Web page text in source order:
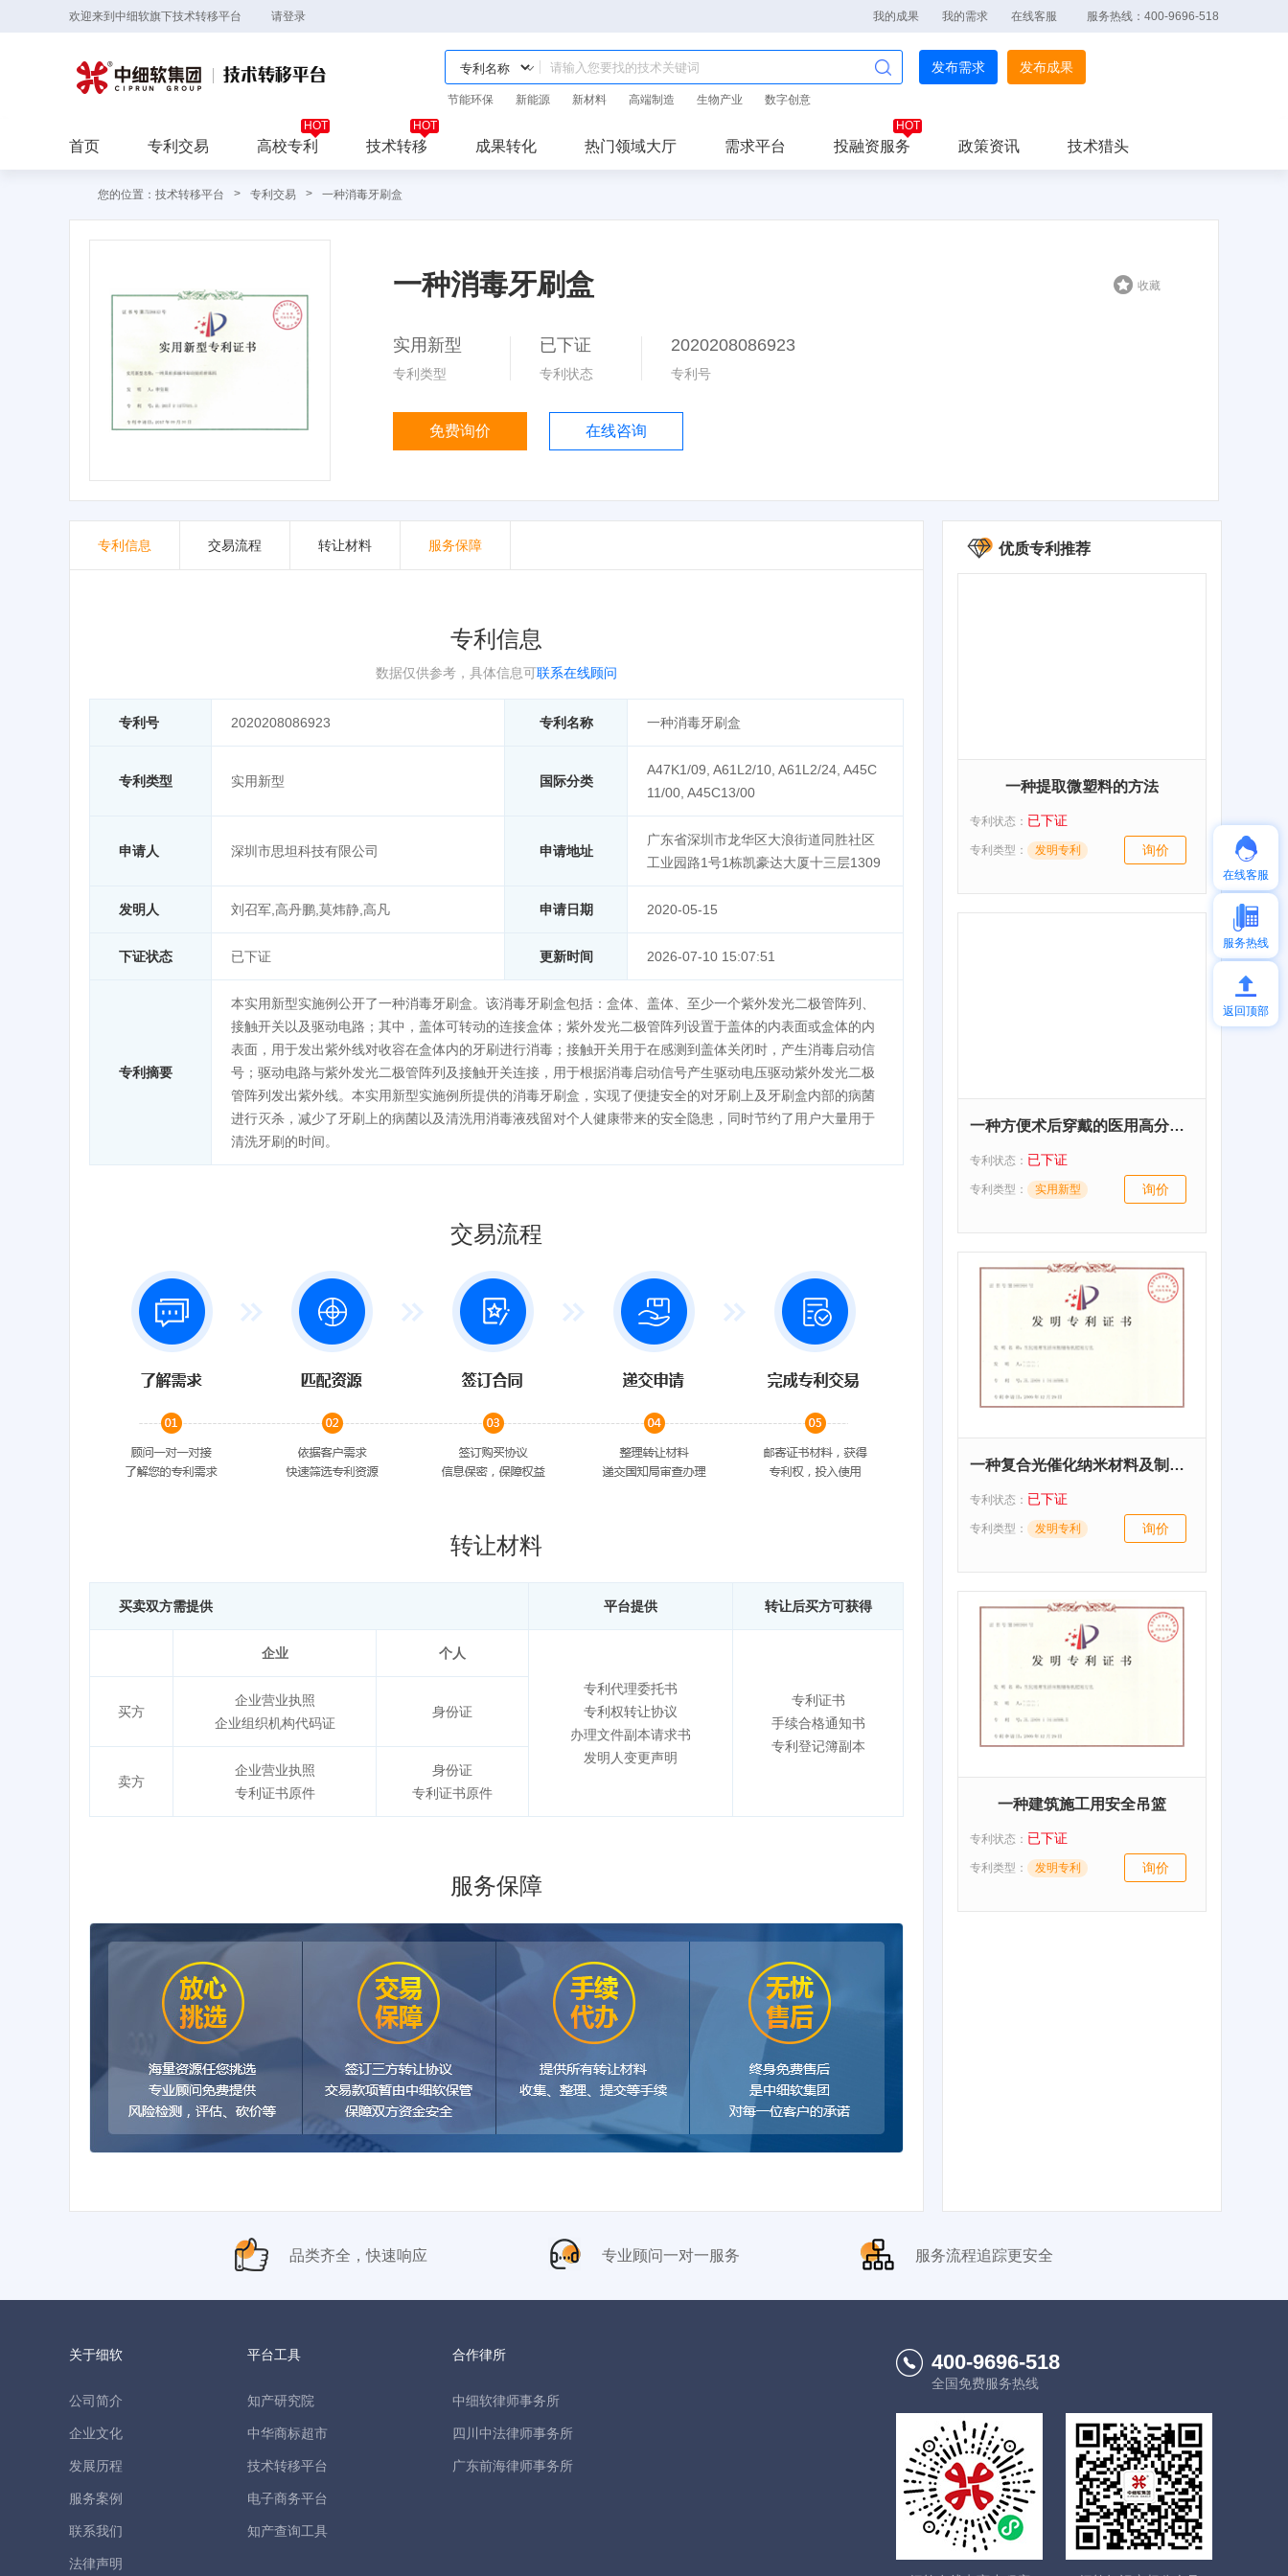
欢迎来到中细软旗下技术转移平台 请登录 我的成果 我的需求 在线客服 服务热线：400-9696-518
发布需求 发布成果
节能环保 新能源 新材料 高端制造 生物产业 数字创意
首页 专利交易 高校专利 技术转移 成果转化 热门领域大厅 需求平台 投融资服务 政策资讯 技术猎头
您的位置：技术转移平台 > 专利交易 > 一种消毒牙刷盒
一种消毒牙刷盒
实用新型
专利类型
已下证
专利状态
2020208086923
专利号
免费询价 在线咨询
收藏
专利信息 交易流程 转让材料 服务保障
专利信息
数据仅供参考，具体信息可联系在线顾问
专利号 2020208086923 专利名称 一种消毒牙刷盒
专利类型 实用新型 国际分类
A47K1/09, A61L2/10, A61L2/24, A45C
11/00, A45C13/00
申请人 深圳市思坦科技有限公司 申请地址
广东省深圳市龙华区大浪街道同胜社区
工业园路1号1栋凯豪达大厦十三层1309
发明人 刘召军,高丹鹏,莫炜静,高凡 申请日期 2020-05-15
下证状态 已下证 更新时间 2026-07-10 15:07:51
专利摘要
本实用新型实施例公开了一种消毒牙刷盒。该消毒牙刷盒包括：盒体、盖体、至少一个紫外发光二极管阵列、
接触开关以及驱动电路；其中，盖体可转动的连接盒体；紫外发光二极管阵列设置于盖体的内表面或盒体的内
表面，用于发出紫外线对收容在盒体内的牙刷进行消毒；接触开关用于在感测到盖体关闭时，产生消毒启动信
号；驱动电路与紫外发光二极管阵列及接触开关连接，用于根据消毒启动信号产生驱动电压驱动紫外发光二极
管阵列发出紫外线。本实用新型实施例所提供的消毒牙刷盒，实现了便捷安全的对牙刷上及牙刷盒内部的病菌
进行灭杀，减少了牙刷上的病菌以及清洗用消毒液残留对个人健康带来的安全隐患，同时节约了用户大量用于
清洗牙刷的时间。
交易流程
转让材料
买卖双方需提供 平台提供 转让后买方可获得
企业 个人
专利代理委托书
专利权转让协议
办理文件副本请求书
发明人变更声明
专利证书
手续合格通知书
专利登记簿副本
买方
企业营业执照
企业组织机构代码证
身份证
卖方
企业营业执照
专利证书原件
身份证
专利证书原件
服务保障
优质专利推荐
一种提取微塑料的方法
专利状态： 已下证
专利类型： 发明专利 询价
一种方便术后穿戴的医用高分子夹板
专利状态： 已下证
专利类型： 实用新型 询价
一种复合光催化纳米材料及制备方法和应用
专利状态： 已下证
专利类型： 发明专利 询价
一种建筑施工用安全吊篮
专利状态： 已下证
专利类型： 发明专利 询价
品类齐全，快速响应 专业顾问一对一服务 服务流程追踪更安全
关于细软
公司简介
企业文化
发展历程
服务案例
联系我们
法律声明
平台工具
知产研究院
中华商标超市
技术转移平台
电子商务平台
知产查询工具
合作律所
中细软律师事务所
四川中法律师事务所
广东前海律师事务所
400-9696-518
全国免费服务热线
在线客服
服务热线
返回顶部